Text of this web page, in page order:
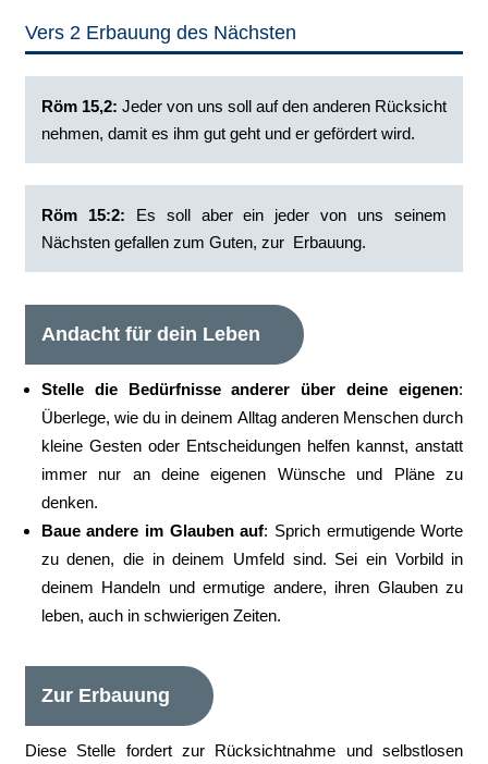
Vers 2 Erbauung des Nächsten
‭Röm 15,2: Jeder von uns soll auf den anderen Rücksicht
nehmen, damit es ihm gut geht und er gefördert wird.‭
Röm 15:2: ‭Es soll aber ein jeder von uns seinem
Nächsten gefallen zum Guten, zur Erbauung.
Andacht für dein Leben
Stelle die Bedürfnisse anderer über deine eigenen:
Überlege, wie du in deinem Alltag anderen Menschen durch
kleine Gesten oder Entscheidungen helfen kannst, anstatt
immer nur an deine eigenen Wünsche und Pläne zu
denken.
Baue andere im Glauben auf: Sprich ermutigende Worte
zu denen, die in deinem Umfeld sind. Sei ein Vorbild in
deinem Handeln und ermutige andere, ihren Glauben zu
leben, auch in schwierigen Zeiten.
Zur Erbauung
Diese Stelle fordert zur Rücksichtnahme und selbstlosen